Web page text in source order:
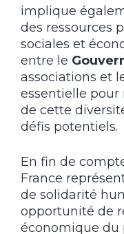
implique
des ressources
sociales et
entre le
associations et
essentielle pour
de cette
défis potentiels.
En fin de
France
de solidarité
opportunité de
économique du